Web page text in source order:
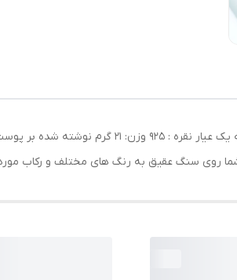
انگشتر دستساز حرز امام جواد علیه السلام